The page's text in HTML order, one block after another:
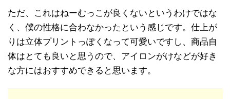
ただ、これはねーむっこが良くないというわけではな
く、僕の性格に合わなかったという感じです。仕上が
りは立体プリントっぽくなって可愛いですし、商品自
体はとても良いと思うので、アイロンがけなどが好き
な方にはおすすめできると思います。